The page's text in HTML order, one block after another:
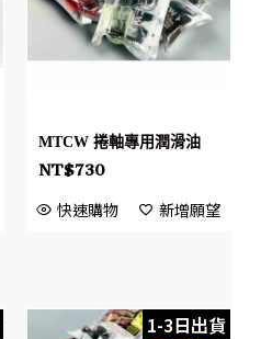
MTCW 捲軸專用潤滑油
NT$730
快速購物 新增願望
1-3日出貨